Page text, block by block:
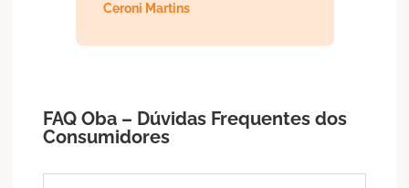
Ceroni Martins
FAQ Oba – Dúvidas Frequentes dos
Consumidores